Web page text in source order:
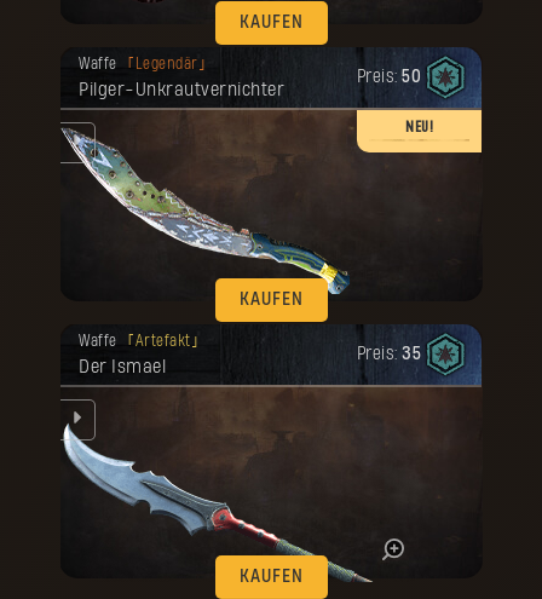
KAUFEN
Waffe Legendär
Pilger-Unkrautvernichter
Preis: 50
NEU!
KAUFEN
Deine Belohnung ist freigeschaltet
worden.
Waffe Artefakt
Der Ismael
Preis: 35
KAUFEN
Deine Belohnung ist freigeschaltet
worden.